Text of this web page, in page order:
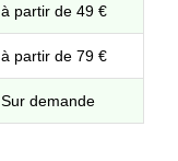
à partir de 49 €
à partir de 79 €
Sur demande